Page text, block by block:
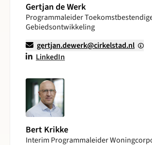
Gertjan de Werk
Programmaleider
Gebiedsontwikkeling
gertjan.dewerk@cirkelstad.nl
LinkedIn
Bert Krikke
Interim Programmaleider